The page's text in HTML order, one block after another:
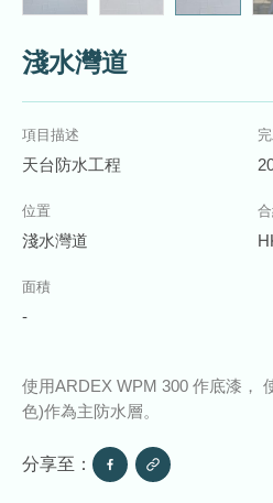
淺水灣道
項目描述
天台防水工程
位置
淺水灣道
面積
-
使用ARDEX WPM 300 作底漆，
色)作為主防水層。
分享至：